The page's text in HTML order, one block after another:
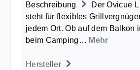
Beschreibung
Der Ovicue L
steht für flexibles
jedem Ort. Ob auf dem Balkon
beim Camping… Mehr
Hersteller